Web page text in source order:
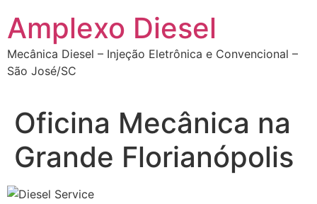
para
conteúdo
Amplexo Diesel
Mecânica Diesel – Injeção Eletrônica e Convencional –
São José/SC
Oficina Mecânica na
Grande Florianópolis